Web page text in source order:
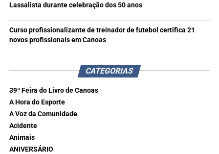
Lassalista durante celebração dos 50 anos
Curso profissionalizante de treinador de futebol certifica 21
novos profissionais em Canoas
CATEGORIAS
39ª Feira do Livro de Canoas
A Hora do Esporte
A Voz da Comunidade
Acidente
Animais
ANIVERSÁRIO